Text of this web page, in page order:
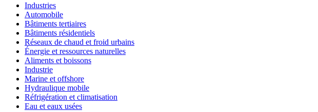
Industries
Automobile
Bâtiments tertiaires
Bâtiments résidentiels
Réseaux de chaud et froid urbains
Énergie et ressources naturelles
Aliments et boissons
Industrie
Marine et offshore
Hydraulique mobile
Réfrigération et climatisation
Eau et eaux usées